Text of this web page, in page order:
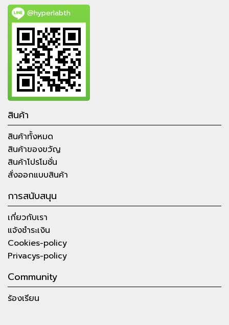
@hyperlabth
สินค้า
สินค้าทั้งหมด
สินค้าของขวัญ
สินค้าโปรโมชั่น
สั่งออกแบบสินค้า
การสนับสนุน
เกี่ยวกับเรา
แจ้งชำระเงิน
Cookies-policy
Privacys-policy
Community
ร้องเรียน